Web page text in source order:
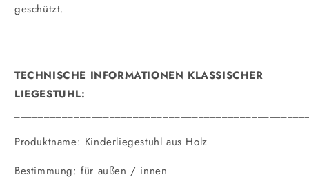
geschützt.
TECHNISCHE INFORMATIONEN KLASSISCHER
LIEGESTUHL:
Produktname: Kinderliegestuhl aus Holz
Bestimmung: für außen / innen